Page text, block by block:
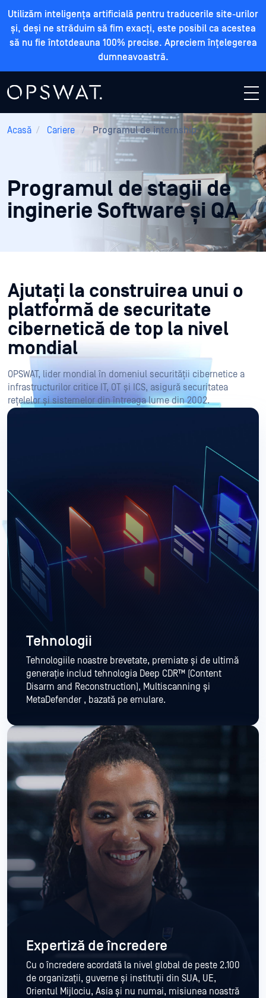
Utilizăm inteligența artificială pentru traducerile site-urilor
și, deși ne străduim să fim exacți, este posibil ca acestea
să nu fie întotdeauna 100% precise. Apreciem înțelegerea
dumneavoastră.
Acasă / Cariere / Programul de internship
Programul de stagii de
inginerie Software și QA
Ajutați la construirea unui o
platformă de securitate
cibernetică de top la nivel
mondial
OPSWAT, lider mondial în domeniul securității cibernetice a
infrastructurilor critice IT, OT și ICS, asigură securitatea
rețelelor și sistemelor din întreaga lume din 2002.
Tehnologii
Tehnologiile noastre brevetate, premiate și de ultimă
generație includ tehnologia Deep CDR™ (Content
Disarm and Reconstruction), Multiscanning și
MetaDefender , bazată pe emulare.
Expertiză de încredere
Cu o încredere acordată la nivel global de peste 2.100
de organizații, guverne și instituții din SUA, UE,
Orientul Mijlociu, Asia și nu numai, misiunea noastră